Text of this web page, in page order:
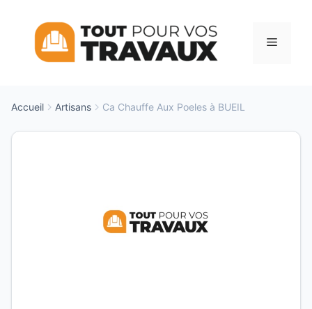
contenu
Menu
Accueil Artisans Ca Chauffe Aux Poeles à BUEIL